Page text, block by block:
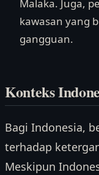
Malaka. Juga,
kawasan yang
gangguan.
Konteks
Bagi Indonesia,
terhadap
Meskipun